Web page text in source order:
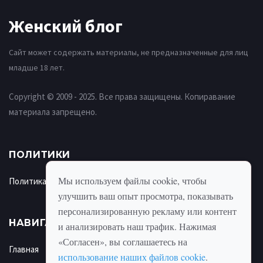
Женский блог
Сайт может содержать материалы, не предназначенные для лиц
младше 18 лет.
Copyright © 2009 - 2025. Все права защищены. Копиравание
материала запрещено.
ПОЛИТИКИ
Политика использования cookie
НАВИГАЦИЯ
Главная
Мы используем файлы cookie, чтобы
улучшить ваш опыт просмотра, показывать
персонализированную рекламу или контент
и анализировать наш трафик. Нажимая
«Согласен», вы соглашаетесь на
использование наших файлов cookie.